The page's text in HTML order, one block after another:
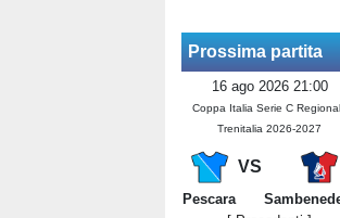
Prossima partita
16 ago 2026 21:00
Coppa Italia Serie C
Trenitalia 2026-2027
VS
Pescara